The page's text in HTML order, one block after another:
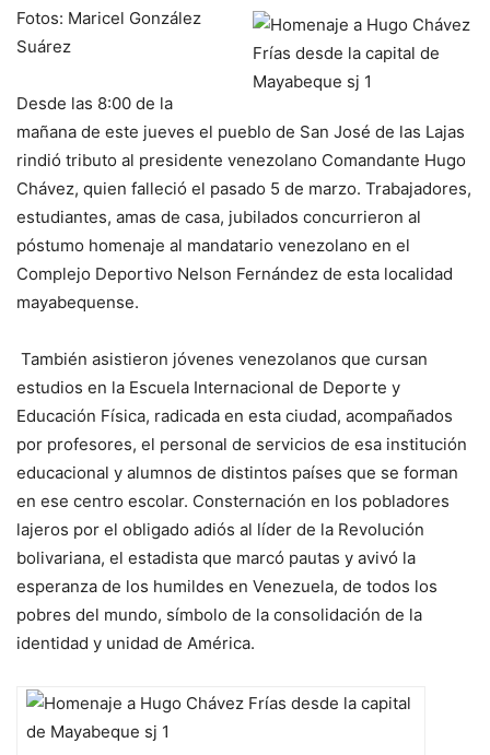
Fotos: Maricel González
Suárez
Desde las 8:00 de la
mañana de este jueves el pueblo de San José de las Lajas
rindió tributo al presidente venezolano Comandante Hugo
Chávez, quien falleció el pasado 5 de marzo. Trabajadores,
estudiantes, amas de casa, jubilados concurrieron al
póstumo homenaje al mandatario venezolano en el
Complejo Deportivo Nelson Fernández de esta localidad
mayabequense.
También asistieron jóvenes venezolanos que cursan
estudios en la Escuela Internacional de Deporte y
Educación Física, radicada en esta ciudad, acompañados
por profesores, el personal de servicios de esa institución
educacional y alumnos de distintos países que se forman
en ese centro escolar. Consternación en los pobladores
lajeros por el obligado adiós al líder de la Revolución
bolivariana, el estadista que marcó pautas y avivó la
esperanza de los humildes en Venezuela, de todos los
pobres del mundo, símbolo de la consolidación de la
identidad y unidad de América.